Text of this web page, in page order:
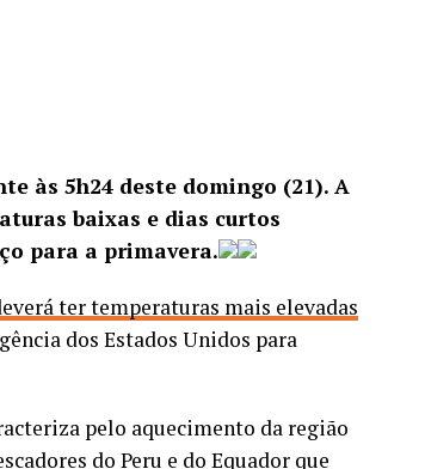
de inteligência que identificou a
sobre diversos crimes
automóveis eram usados em
organização, fortalecendo
às 5h24 deste domingo (21). A
baixas e dias curtos
para a primavera.
ter temperaturas mais elevadas
dos Estados Unidos para
pelo aquecimento da região
do Peru e do Equador que